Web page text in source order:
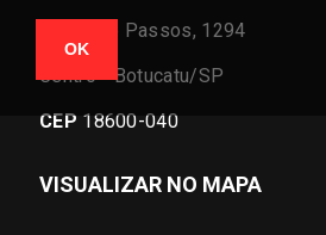
Rua João Passos, 1294
Centro - Botucatu/SP
CEP 18600-040
VISUALIZAR NO MAPA
OK